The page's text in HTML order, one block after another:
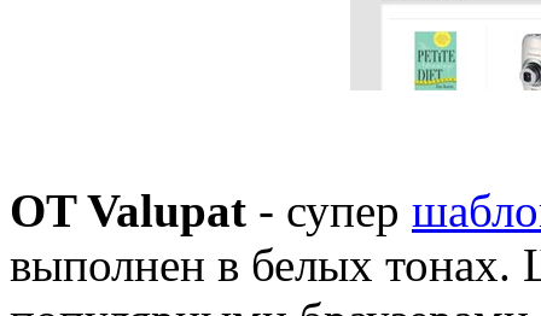
OT Valupat - супер
выполнен в белых тонах.